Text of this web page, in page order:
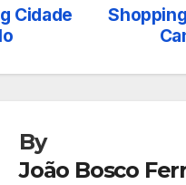
Cidade
By
João Bosco